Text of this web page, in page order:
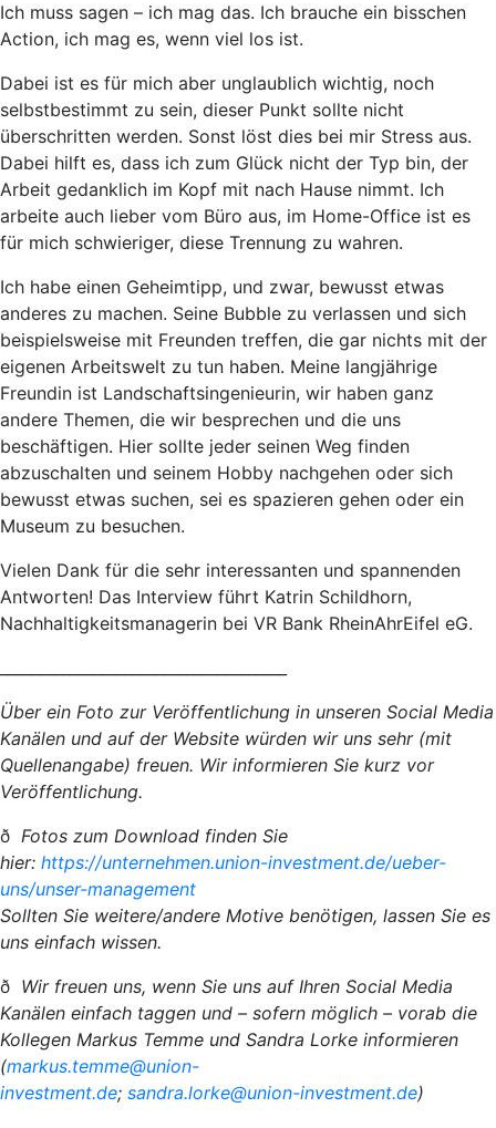
Ich muss sagen – ich mag das. Ich brauche ein bisschen
Action, ich mag es, wenn viel los ist.
Dabei ist es für mich aber unglaublich wichtig, noch
selbstbestimmt zu sein, dieser Punkt sollte nicht
überschritten werden. Sonst löst dies bei mir Stress aus.
Dabei hilft es, dass ich zum Glück nicht der Typ bin, der
Arbeit gedanklich im Kopf mit nach Hause nimmt. Ich
arbeite auch lieber vom Büro aus, im Home-Office ist es
für mich schwieriger, diese Trennung zu wahren.
Ich habe einen Geheimtipp, und zwar, bewusst etwas
anderes zu machen. Seine Bubble zu verlassen und sich
beispielsweise mit Freunden treffen, die gar nichts mit der
eigenen Arbeitswelt zu tun haben. Meine langjährige
Freundin ist Landschaftsingenieurin, wir haben ganz
andere Themen, die wir besprechen und die uns
beschäftigen. Hier sollte jeder seinen Weg finden
abzuschalten und seinem Hobby nachgehen oder sich
bewusst etwas suchen, sei es spazieren gehen oder ein
Museum zu besuchen.
Vielen Dank für die sehr interessanten und spannenden
Antworten! Das Interview führt Katrin Schildhorn,
Nachhaltigkeitsmanagerin bei VR Bank RheinAhrEifel eG.
Über ein Foto zur Veröffentlichung in unseren Social Media
Kanälen und auf der Website würden wir uns sehr (mit
Quellenangabe) freuen. Wir informieren Sie kurz vor
Veröffentlichung.
ð Fotos zum Download finden Sie
hier: https://unternehmen.union-investment.de/ueber-
uns/unser-management
Sollten Sie weitere/andere Motive benötigen, lassen Sie es
uns einfach wissen.
ð Wir freuen uns, wenn Sie uns auf Ihren Social Media
Kanälen einfach taggen und – sofern möglich – vorab die
Kollegen Markus Temme und Sandra Lorke informieren
(markus.temme@union-
investment.de; sandra.lorke@union-investment.de)